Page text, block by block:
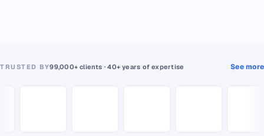
TRUSTED BY99,000+ clients · 40+ years of expertise See more